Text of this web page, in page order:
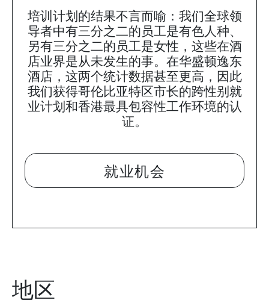
培训计划的结果不言而喻：我们全球领
导者中有三分之二的员工是有色人种、
另有三分之二的员工是女性，这些在酒
店业界是从未发生的事。在华盛顿逸东
酒店，这两个统计数据甚至更高，因此
我们获得哥伦比亚特区市长的跨性别就
业计划和香港最具包容性工作环境的认
证。
就业机会
地区